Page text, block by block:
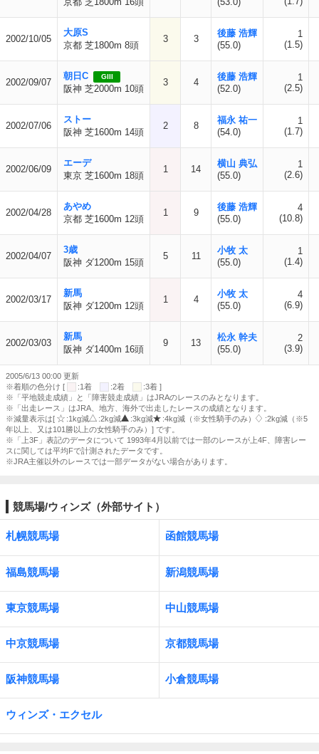
2002/10/05
大原S
京都 芝1800m 8頭
3 3
後藤 浩輝
(55.0)
1
(1.5)
2002/09/07
朝日C GIII
阪神 芝2000m 10頭
3 4
後藤 浩輝
(52.0)
1
(2.5)
2002/07/06
ストー
阪神 芝1600m 14頭
2 8
福永 祐一
(54.0)
1
(1.7)
2002/06/09
エーデ
東京 芝1600m 18頭
1 14
横山 典弘
(55.0)
1
(2.6)
2002/04/28
あやめ
京都 芝1600m 12頭
1 9
後藤 浩輝
(55.0)
4
(10.8)
2002/04/07
3歳
阪神 ダ1200m 15頭
5 11
小牧 太
(55.0)
1
(1.4)
2002/03/17
新馬
阪神 ダ1200m 12頭
1 4
小牧 太
(55.0)
4
(6.9)
2002/03/03
新馬
阪神 ダ1400m 16頭
9 13
松永 幹夫
(55.0)
2
(3.9)
2005/6/13 00:00 更新
※着順の色分け [
:1着 :2着
:3着 ]
※「平地競走成績」と「障害競走成績」はJRAのレースのみとなります。
※「出走レース」はJRA、地方、海外で出走したレースの成績となります。
※減量表示は[
:1kg減 :2kg減 :3kg減 :4kg減（※女性騎手のみ）
:2kg減（※5
年以上、又は101勝以上の女性騎手のみ）] です。
※「上3F」表記のデータについて 1993年4月以前では一部のレースが上4F、障害レー
スに関しては平均Fで計測されたデータです。
※JRA主催以外のレースでは一部データがない場合があります。
競馬場/ウィンズ（外部サイト）
札幌競馬場 函館競馬場
福島競馬場 新潟競馬場
東京競馬場 中山競馬場
中京競馬場 京都競馬場
阪神競馬場 小倉競馬場
ウィンズ・エクセル